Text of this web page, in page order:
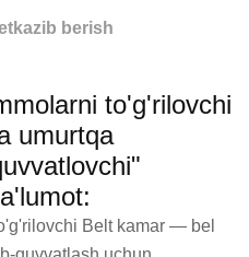
berish
to'g'rilovchi
umurtqa
Belt kamar — bel